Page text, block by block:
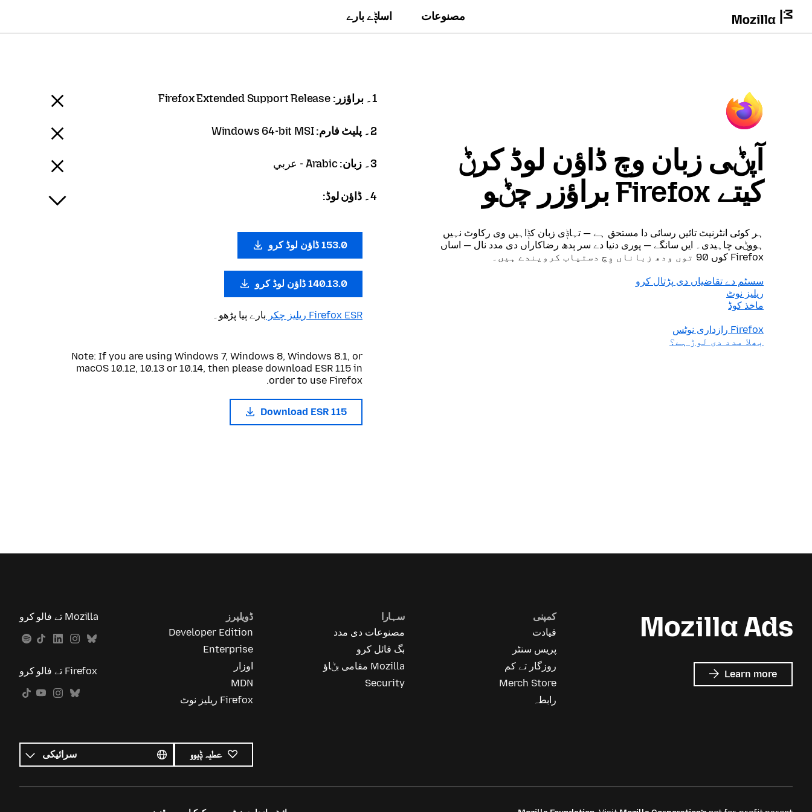
مصنوعات اساݙے بارے
آپݨی زبان وچ ڈاؤن لوڈ کرݨ
کیتے Firefox براؤزر چݨو
ہر کوئی انٹرنیٹ تائیں رسائی دا مستحق ہے — تہاݙی زبان کݙاہیں وی رکاوٹ نہیں
ہووݨی چاہیدی۔ ایں سانگے — پوری دنیا دے سر ٻدھ رضاکاراں دی مدد نال — اساں
Firefox کوں 90 توں ودھ زباناں وِچ دستیاب کرویندے ہیں۔
سسٹم دے تقاضیاں دی پڑتال کرو
ریلیز نوٹ
ماخذ کوڈ
Firefox رازداری نوٹس
بھلا مدد دی لوڑ ہے؟
1۔ براؤزر: Firefox Extended Support Release
2۔ پلیٹ فارم: Windows 64-bit MSI
3۔ زبان: Arabic - عربي
4۔ ڈاؤن لوڈ:
153.0 ڈاؤن لوڈ کرو
140.13.0 ڈاؤن لوڈ کرو
Firefox ESR ریلیز چکر بارے ٻیا پڑھو۔
Note: If you are using Windows 7, Windows 8, Windows 8.1, or
macOS 10.12, 10.13 or 10.14, then please download ESR 115 in
order to use Firefox.
Download ESR 115
Learn more
about
Mozilla
کمپنی
قیادت
پریس سنٹر
روزگار تے کم
Merch Store
رابطہ
سہارا
مصنوعات دی مدد
بگ فائل کرو
Mozilla مقامی بݨاؤ
Security
ڈویلپرز
Developer Edition
Enterprise
اوزار
MDN
Firefox ریلیز نوٹ
Mozilla تے فالو کرو
Firefox تے فالو کرو
عطیہ ݙیوو
زباناں
زبان